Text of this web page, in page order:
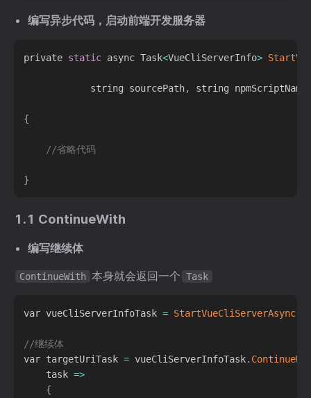
编写异步代码，启动前端开发服务器
private static async Task<VueCliServerInfo>
            string sourcePath
, string npmScriptName
{
//省略代码
}
1.1 ContinueWith
编写继续体
ContinueWith 本身就会返回一个 Task
var vueCliServerInfoTask = StartVueCliServerAsync
//继续体
var targetUriTask = vueCliServerInfoTask.
    task
=>
{